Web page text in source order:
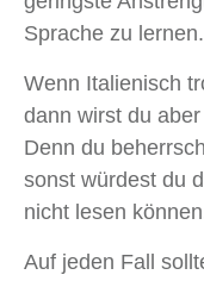
Sprache zu lernen.
Wenn Italienisch
dann wirst du
Denn du
sonst würdest du
nicht lesen
Auf jeden Fall